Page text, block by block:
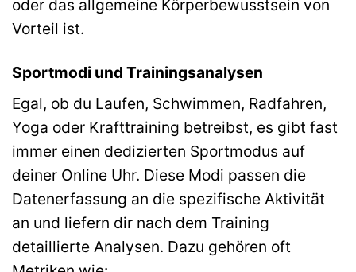
oder das allgemeine Körperbewusstsein von
Vorteil ist.
Sportmodi und Trainingsanalysen
Egal, ob du Laufen, Schwimmen, Radfahren,
Yoga oder Krafttraining betreibst, es gibt fast
immer einen dedizierten Sportmodus auf
deiner Online Uhr. Diese Modi passen die
Datenerfassung an die spezifische Aktivität
an und liefern dir nach dem Training
detaillierte Analysen. Dazu gehören oft